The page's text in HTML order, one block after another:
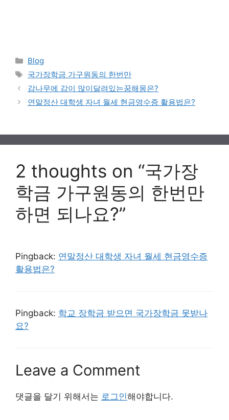
Categories
Blog
Tags
국가장학금 가구원동의 한번만
감나무에 감이 많이달려있는꿈해몽은?
연말정산 대학생 자녀 월세 현금영수증 활용법은?
2 thoughts on “국가장
학금 가구원동의 한번만
하면 되나요?”
Pingback: 연말정산 대학생 자녀 월세 현금영수증
활용법은?
Pingback: 학교 장학금 받으면 국가장학금 못받나
요?
Leave a Comment
댓글을 달기 위해서는 로그인해야합니다.